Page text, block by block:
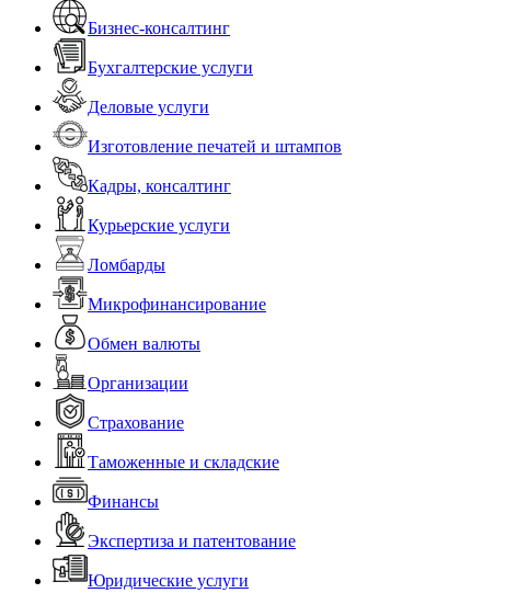
Бизнес-консалтинг
Бухгалтерские услуги
Деловые услуги
Изготовление печатей и штампов
Кадры, консалтинг
Курьерские услуги
Ломбарды
Микрофинансирование
Обмен валюты
Организации
Страхование
Таможенные и складские
Финансы
Экспертиза и патентование
Юридические услуги